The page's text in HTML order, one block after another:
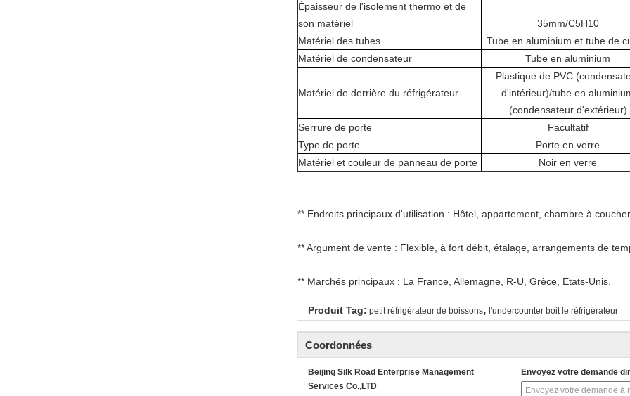
Épaisseur de l'isolement thermo et de
son matériel
35mm/C5H10
Matériel des tubes
Tube en aluminium et tube de
Matériel de condensateur
Tube en aluminium
Matériel de derrière du réfrigérateur
Plastique de PVC
d'intérieur)/tube en
(condensateur d'extérieur)
Serrure de porte
Facultatif
Type de porte
Porte en verre
Matériel et couleur de panneau de porte
Noir en verre
** Endroits principaux d'utilisation : Hôtel, appartement, chambre à
** Argument de vente : Flexible, à fort débit, étalage, arrangements de
** Marchés principaux : La France, Allemagne, R-U, Grèce, Etats-Unis.
Produit Tag: petit réfrigérateur de boissons, l'undercounter boit le réfrigérateur
Coordonnées
Beijing Silk Road Enterprise Management
Services Co.,LTD
Envoyez votre demande